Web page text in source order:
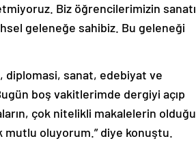
Biz öğrencilerimizin sanatı
geleneğe sahibiz. Bu geleneği
diplomasi, sanat, edebiyat ve
boş vakitlerimde dergiyi açıp
çok nitelikli makalelerin olduğu
oluyorum.” diye konuştu.